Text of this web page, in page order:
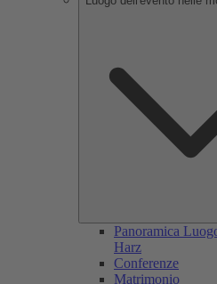
Panoramica
Harz
Conferenze
Matrimonio